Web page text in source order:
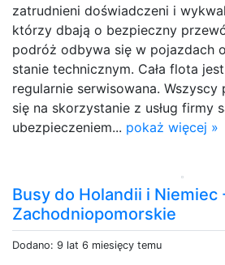
zatrudnieni doświadczeni i
którzy dbają o bezpieczny
podróż odbywa się w pojazdach
stanie technicznym. Cała flota
regularnie serwisowana.
się na skorzystanie z usług firmy
ubezpieczeniem... pokaż więcej »
Busy do Holandii i Niemiec
Zachodniopomorskie
Dodano: 9 lat 6 miesięcy temu